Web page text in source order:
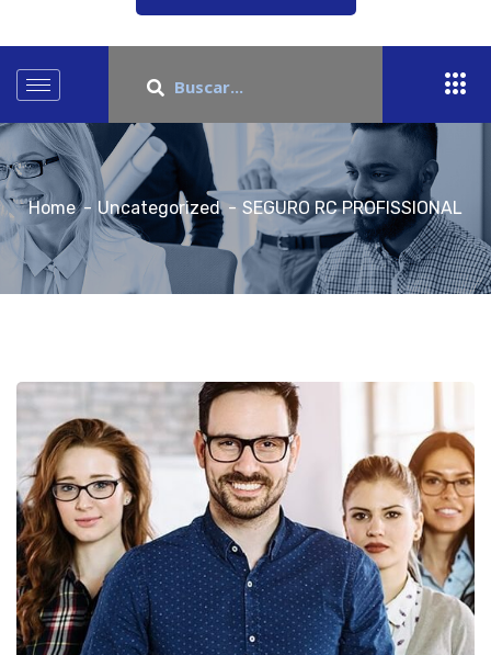
Home Uncategorized SEGURO RC PROFISSIONAL